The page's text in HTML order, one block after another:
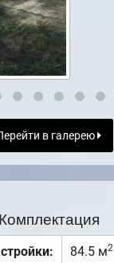
в галерею
Комплектация
84.5 м2